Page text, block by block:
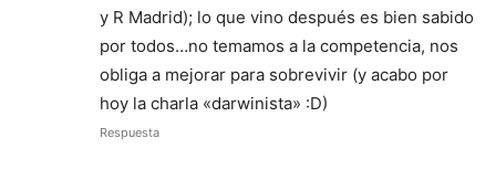
y R Madrid); lo que vino después es bien sabido
por todos…no temamos a la competencia, nos
obliga a mejorar para sobrevivir (y acabo por
hoy la charla «darwinista» :D)
Respuesta